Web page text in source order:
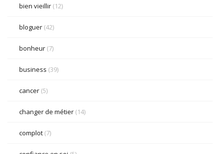
bien vieillir (12)
bloguer (42)
bonheur (7)
business (39)
cancer (5)
changer de métier (14)
complot (7)